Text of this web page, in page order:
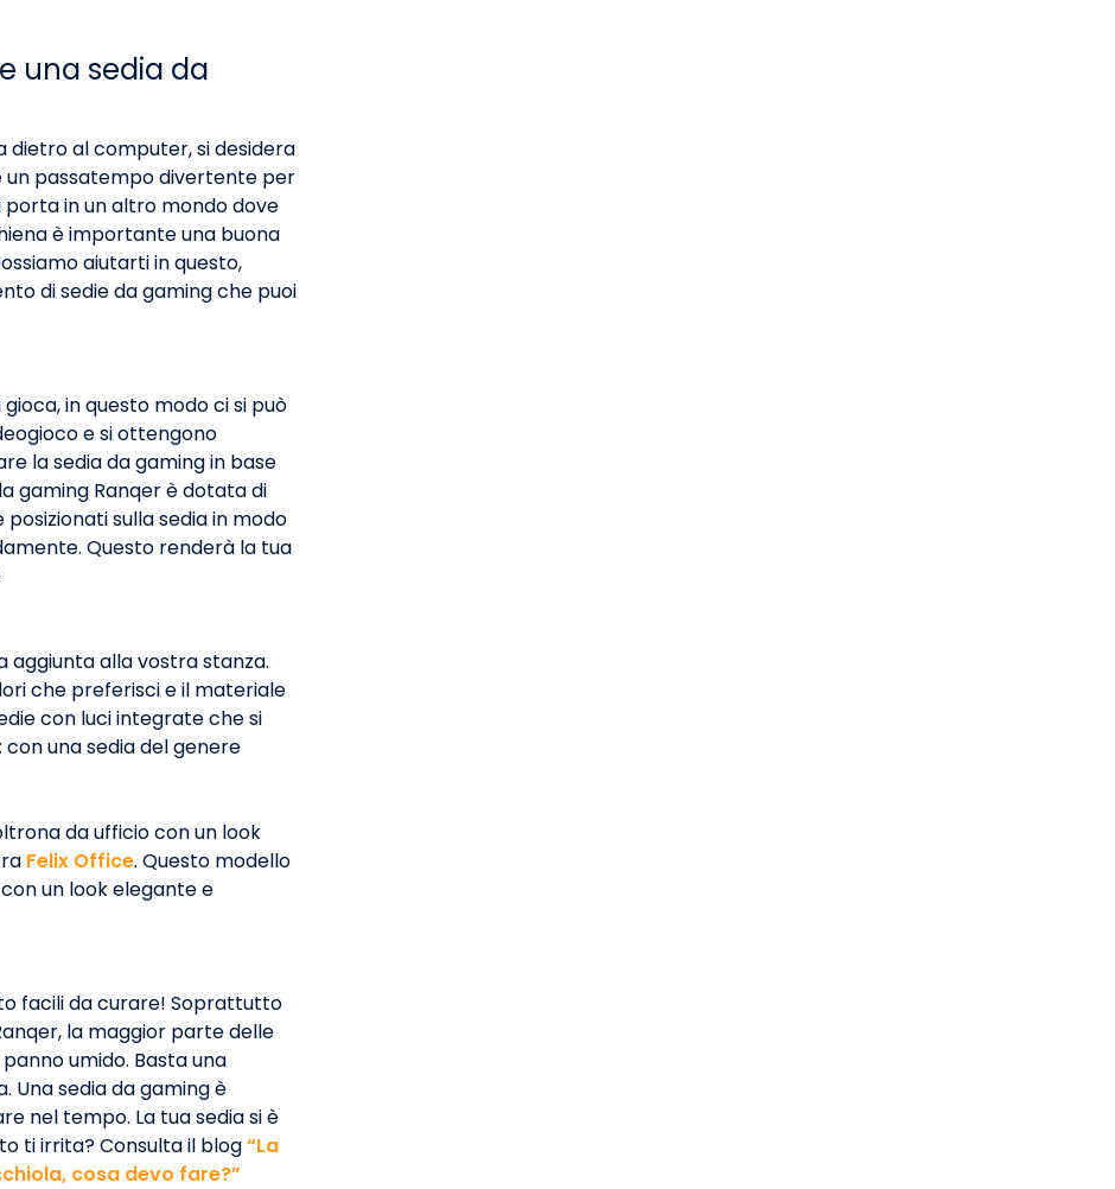
una sedia da
dietro al computer, si desidera
un passatempo divertente per
in un altro mondo dove
è importante una buona
aiutarti in questo,
di sedie da gaming che puoi
in questo modo ci si può
e si ottengono
la sedia da gaming in base
gaming Ranqer è dotata di
sulla sedia in modo
Questo renderà la tua
aggiunta alla vostra stanza.
che preferisci e il materiale
con luci integrate che si
una sedia del genere
da ufficio con un look
Felix Office. Questo modello
un look elegante e
facili da curare! Soprattutto
la maggior parte delle
umido. Basta una
Una sedia da gaming è
nel tempo. La tua sedia si è
ti irrita? Consulta il blog“La
cosa devo fare?”